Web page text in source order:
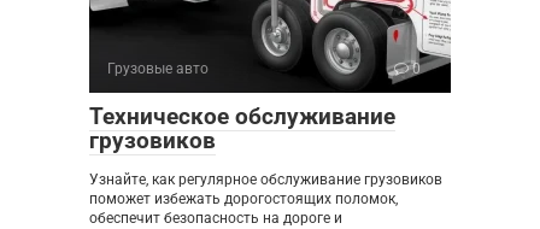
Грузовые авто 0
Техническое обслуживание
грузовиков
Узнайте, как регулярное обслуживание грузовиков
поможет избежать дорогостоящих поломок,
обеспечит безопасность на дороге и